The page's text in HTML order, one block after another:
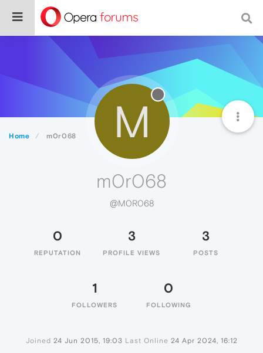
Home m0r068 M
m0r068
@M0R068
0
REPUTATION
3
PROFILE VIEWS
3
POSTS
1
FOLLOWERS
0
FOLLOWING
Joined 24 Jun 2015, 19:03 Last Online 24 Apr 2024, 16:12